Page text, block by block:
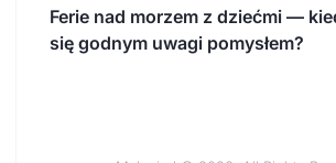
Ferie nad morzem z dziećmi —
się godnym uwagi pomysłem?